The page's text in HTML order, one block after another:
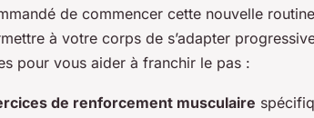
de commencer cette nouvelle
à votre corps de s’adapter
pour vous aider à franchir le pas :
de renforcement musculaire